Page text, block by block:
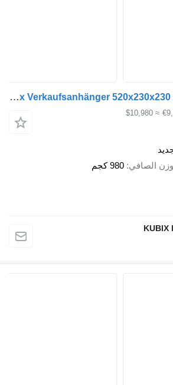
Kubix Verkaufsanhänger 520x230x230 2500kg, 3 Klappen
≈ $10,980
الصافي 980 كجم
KUBIX